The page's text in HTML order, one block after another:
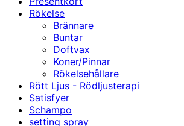
Rökelse
Brännare
Buntar
Doftvax
Koner/Pinnar
Rökelsehållare
Rött Ljus - Rödljusterapi
Satisfyer
Schampo
setting spray